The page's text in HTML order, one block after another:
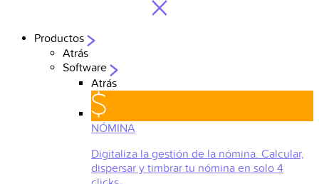
Productos
Atrás
Software
Atrás
NÓMINA
Digitaliza la gestión de la nómina. Calcular,
dispersar y timbrar tu nómina en solo 4